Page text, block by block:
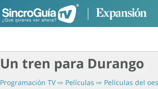
Un tren para Durango
Programación TV ⇨ Películas ⇨ Películas del